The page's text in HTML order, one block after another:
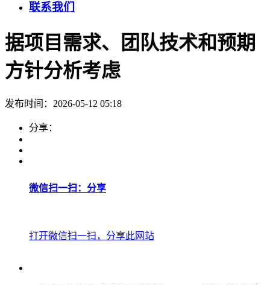
联系我们
据项目需求、团队技术和预期
方针分析考虑
发布时间：2026-05-12 05:18
分享：
微信扫一扫：分享
打开微信扫一扫，分享此网站